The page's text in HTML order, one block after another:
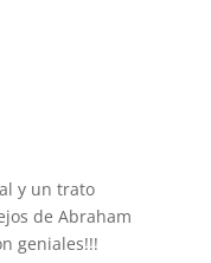
y un trato
de Abraham
geniales!!!